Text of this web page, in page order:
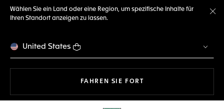
Wählen Sie ein Land oder eine Region, um spezifische Inhalte für
Ihren Standort anzeigen zu lassen.
United States
FAHREN SIE FORTMIT DER NAVIGATION